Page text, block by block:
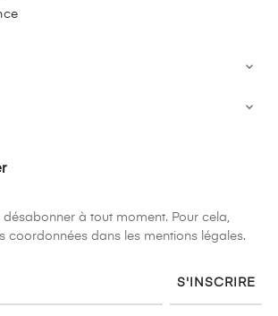


désabonner à tout moment. Pour cela,
coordonnées dans les mentions légales.
S'INSCRIRE